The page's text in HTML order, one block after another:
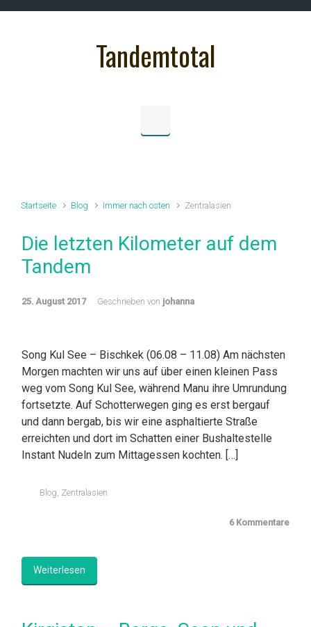
Tandemtotal
Startseite Blog Immer nach osten Zentralasien
Die letzten Kilometer auf dem
Tandem
25. August 2017 Geschrieben von johanna
Song Kul See – Bischkek (06.08 – 11.08) Am nächsten
Morgen machten wir uns auf über einen kleinen Pass
weg vom Song Kul See, während Manu ihre Umrundung
fortsetzte. Auf Schotterwegen ging es erst bergauf
und dann bergab, bis wir eine asphaltierte Straße
erreichten und dort im Schatten einer Bushaltestelle
Instant Nudeln zum Mittagessen kochten. […]
Blog, Zentralasien
6 Kommentare
Weiterlesen